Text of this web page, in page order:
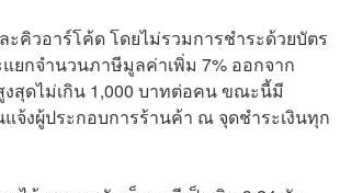
คิวอาร์โค้ด โดยไม่รวมการชำระด้วยบัตร
ยกจำนวนภาษีมูลค่าเพิ่ม 7% ออกจาก
งสุดไม่เกิน 1,000 บาทต่อคน ขณะนี้มี
จ้งผู้ประกอบการร้านค้า ณ จุดชำระเงินทุก